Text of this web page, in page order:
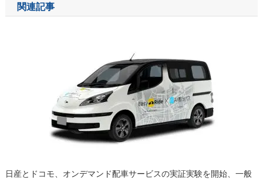
ビ
関連記事
日産とドコモ、オンデマンド配車サービスの実証実験を開始、一般